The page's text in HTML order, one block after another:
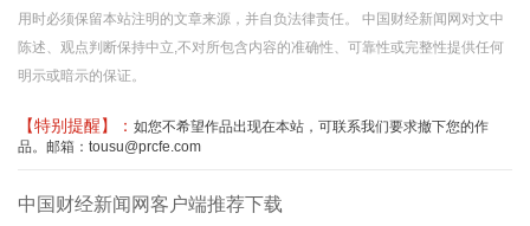
用时必须保留本站注明的文章来源，并自负法律责任。 中国财经新闻网对文中
陈述、观点判断保持中立,不对所包含内容的准确性、可靠性或完整性提供任何
明示或暗示的保证。
【特别提醒】： 如您不希望作品出现在本站，可联系我们要求撤下您的作
品。邮箱：tousu@prcfe.com
中国财经新闻网客户端推荐下载